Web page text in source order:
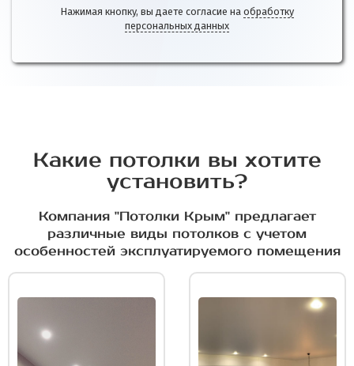
Нажимая кнопку, вы даете согласие на обработку
персональных данных
Какие потолки вы хотите
установить?
Компания "Потолки Крым" предлагает
различные виды потолков с учетом
особенностей эксплуатируемого помещения